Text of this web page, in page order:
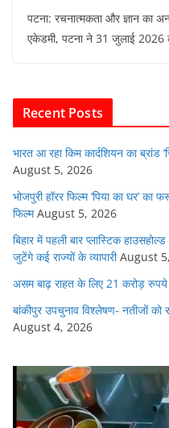
c
o
o
k
itt at
p
पटना: रचनात्मकता और ज्ञान का
एकेडमी, पटना ने 31 जुलाई 2026
Recent Posts
भारत आ रहा किम कार्दशियन का ब्रांड
August 5, 2026
भोजपुरी हॉरर फिल्म ‘पिया का घर’ का
फिल्म August 5, 2026
बिहार में पहली बार प्लास्टिक
जुटेंगे कई राज्यों के व्यापारी August
असम बाढ़ राहत के लिए 21 करोड़
बांकीपुर उपचुनाव विश्लेषण- नतीजों को
August 4, 2026